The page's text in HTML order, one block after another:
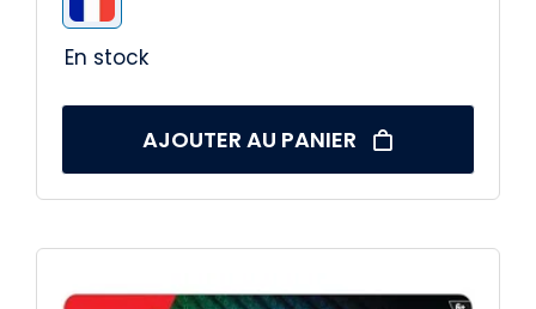
En stock
AJOUTER AU PANIER